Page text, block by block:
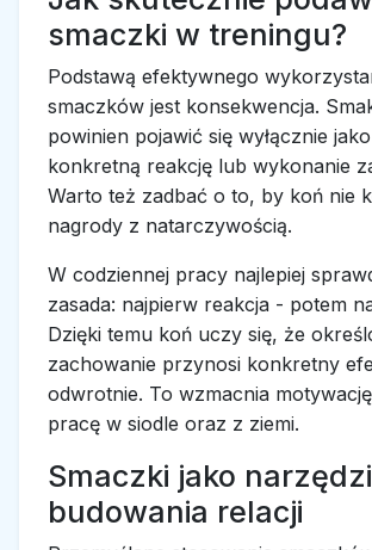
smaczki w treningu?
Podstawą efektywnego
smaczków jest konsekwencja.
powinien pojawić się wyłącznie
konkretną reakcję lub wykonanie
Warto też zadbać o to, by koń nie
nagrody z natarczywością.
W codziennej pracy najlepiej
zasada: najpierw reakcja - potem
Dzięki temu koń uczy się, że
zachowanie przynosi konkretny
odwrotnie. To wzmacnia motywację
pracę w siodle oraz z ziemi.
Smaczki jako
budowania relacji